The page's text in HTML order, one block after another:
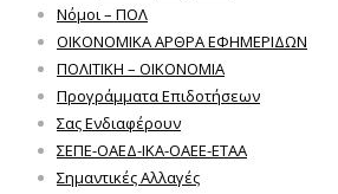
Νόμοι – ΠΟΛ
ΟΙΚΟΝΟΜΙΚΑ ΑΡΘΡΑ ΕΦΗΜΕΡΙΔΩΝ
ΠΟΛΙΤΙΚΗ – ΟΙΚΟΝΟΜΙΑ
Προγράμματα Επιδοτήσεων
Σας Ενδιαφέρουν
ΣΕΠΕ-ΟΑΕΔ-ΙΚΑ-ΟΑΕΕ-ΕΤΑΑ
Σημαντικές Αλλαγές